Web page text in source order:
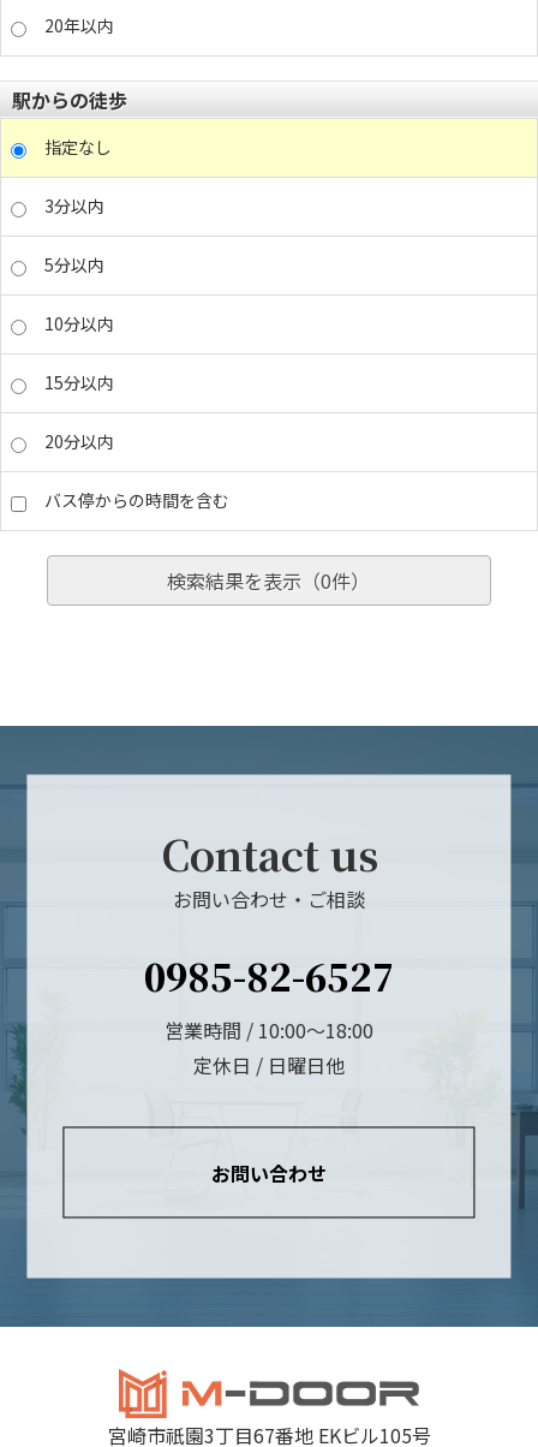
20年以内
駅からの徒歩
指定なし
3分以内
5分以内
10分以内
15分以内
20分以内
バス停からの時間を含む
検索結果を表示（0件）
Contact us
お問い合わせ・ご相談
0985-82-6527
営業時間 / 10:00～18:00
定休日 / 日曜日他
お問い合わせ
宮崎市祇園3丁目67番地 EKビル105号